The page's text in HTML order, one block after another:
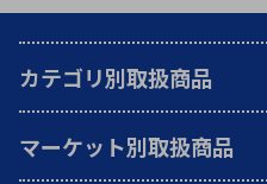
カテゴリ別取扱商品
マーケット別取扱商品